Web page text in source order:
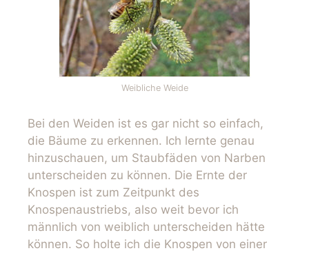
Weibliche Weide
Bei den Weiden ist es gar nicht so einfach,
die Bäume zu erkennen. Ich lernte genau
hinzuschauen, um Staubfäden von Narben
unterscheiden zu können. Die Ernte der
Knospen ist zum Zeitpunkt des
Knospenaustriebs, also weit bevor ich
männlich von weiblich unterscheiden hätte
können. So holte ich die Knospen von einer